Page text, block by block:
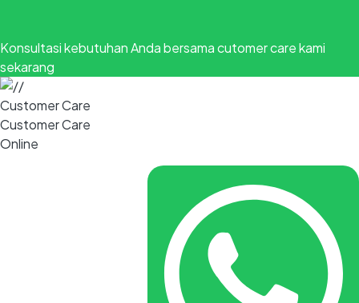
Konsultasi kebutuhan Anda bersama cutomer care kami
sekarang
Customer Care
Customer Care
Online